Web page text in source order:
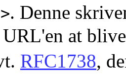
. Denne
at
RFC1738,